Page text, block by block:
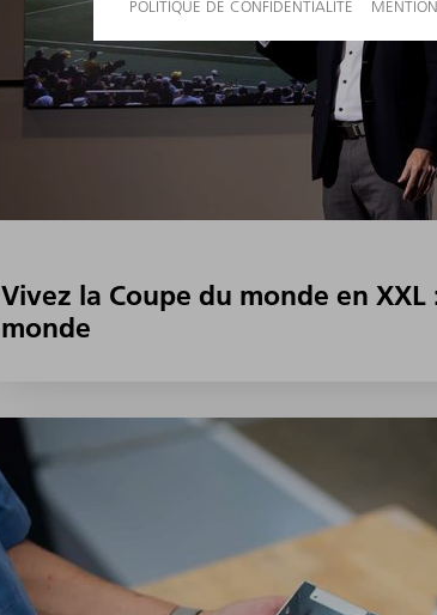
Vivez la Coupe du monde en
monde